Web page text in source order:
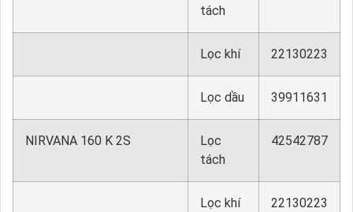
tách
Lọc khí 22130223
Lọc dầu 39911631
NIRVANA 160 K 2S
Lọc
tách
42542787
Lọc khí 22130223